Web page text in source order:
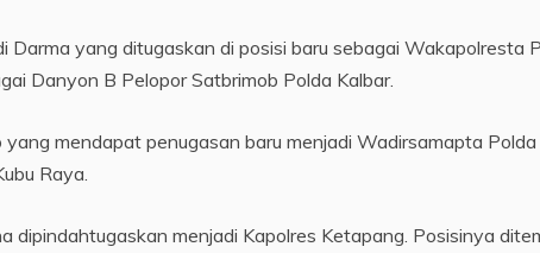
Darma yang ditugaskan di posisi baru sebagai
Danyon B Pelopor Satbrimob Polda Kalbar.
mendapat penugasan baru menjadi Wadirsamapta
Raya.
dipindahtugaskan menjadi Kapolres Ketapang. Posisinya